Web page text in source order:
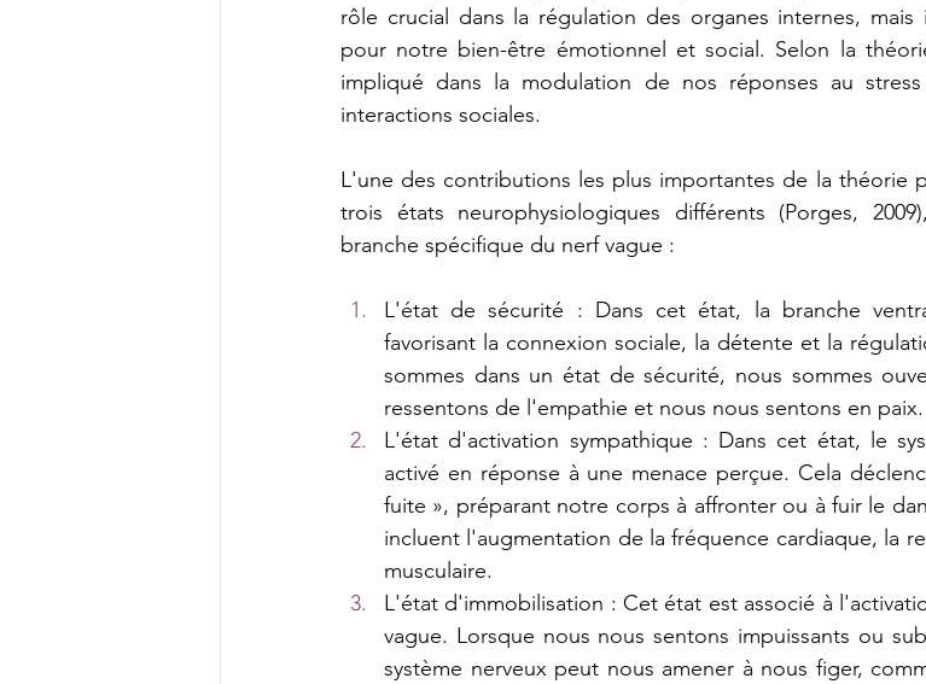
rôle crucial dans la régulation des organes internes,
pour notre bien-être émotionnel et social. Selon la
impliqué dans la modulation de nos réponses au
interactions sociales.
L'une des contributions les plus importantes de la théorie
trois états neurophysiologiques différents (Porges,
branche spécifique du nerf vague :
L'état de sécurité : Dans cet état, la branche
favorisant la connexion sociale, la détente et la
sommes dans un état de sécurité, nous sommes
ressentons de l'empathie et nous nous sentons en paix.
L'état d'activation sympathique : Dans cet état, le
activé en réponse à une menace perçue. Cela
fuite », préparant notre corps à affronter ou à fuir le
incluent l'augmentation de la fréquence cardiaque, la
musculaire.
L'état d'immobilisation : Cet état est associé à
vague. Lorsque nous nous sentons impuissants ou
système nerveux peut nous amener à nous figer,